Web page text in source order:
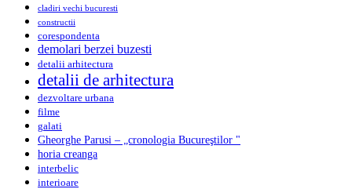
cladiri vechi bucuresti
constructii
corespondenta
demolari berzei buzesti
detalii arhitectura
detalii de arhitectura
dezvoltare urbana
filme
galati
Gheorghe Parusi – „cronologia Bucureştilor "
horia creanga
interbelic
interioare